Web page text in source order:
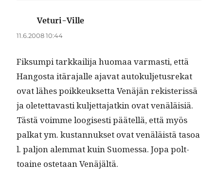
Veturi-Ville
11.6.2008 10:44
Fik­sumpi tarkkail­i­ja huo­maa var­masti, että
Hang­os­ta itära­jalle aja­vat autokul­je­tus­rekat
ovat läh­es poikkeuk­set­ta Venäjän rek­isteris­sä
ja oletet­tavasti kul­jet­ta­jatkin ovat venäläisiä.
Tästä voimme loogis­es­ti päätel­lä, että myös
palkat ym. kus­tan­nuk­set ovat venäläistä tasoa
l. paljon alem­mat kuin Suomes­sa. Jopa polt­
toaine oste­taan Venäjältä.